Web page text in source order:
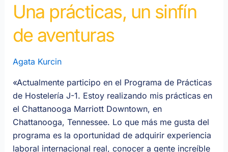
Una prácticas, un sinfín
de aventuras
Agata Kurcin
«Actualmente participo en el Programa de Prácticas
de Hostelería J-1. Estoy realizando mis prácticas en
el Chattanooga Marriott Downtown, en
Chattanooga, Tennessee. Lo que más me gusta del
programa es la oportunidad de adquirir experiencia
laboral internacional real, conocer a gente increíble
Una
prácticas,
un
de